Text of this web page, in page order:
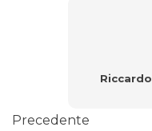
Precedente